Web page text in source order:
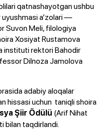
qatnashayotgan ushbu
a’zolari —
Suvon Meli, filologiya
Xosiyat Rustamova
instituti rektori Bahodir
Dilnoza Jamolova
adabiy aloqalar
hissasi uchun taniqli shoira
Şiir Ödülü (Arif Nihat
bilan taqdirlandi.